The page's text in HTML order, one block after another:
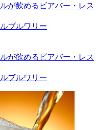
が飲めるビアバー・レス
ブルワリー
が飲めるビアバー・レス
ブルワリー